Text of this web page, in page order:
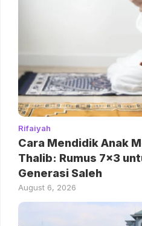
Rifaiyah
Cara Mendidik Anak
Thalib: Rumus 7×3
Generasi Saleh
August 6, 2026